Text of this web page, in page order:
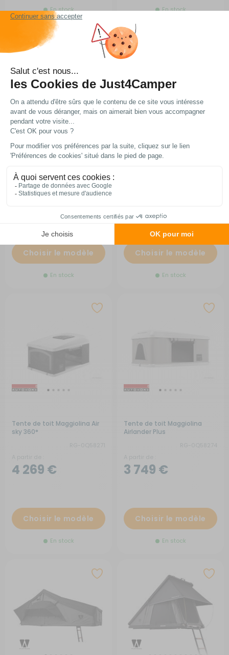
En stock En stock
Tente de toit Airtop
RG-0Q58175
A partir de :
Choisir le modèle
En stock
Tente de toit Columbus
€
Choisir le modèle
En stock
Tente de toit Maggiolina Air
sky 360°
4 269 €
Choisir le modèle
En stock
Tente de toit Maggiolina
Airlander Plus
3 749 €
Choisir le modèle
En stock